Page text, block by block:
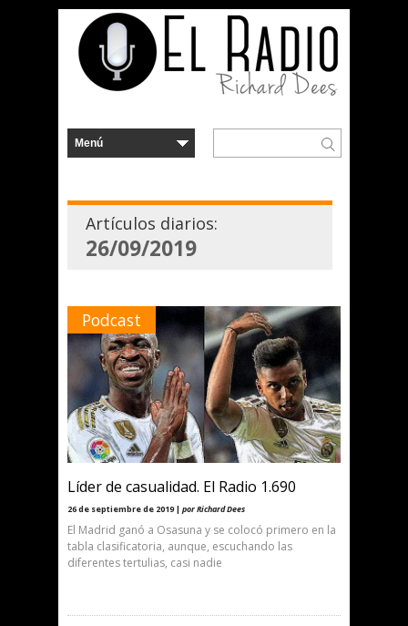
Artículos diarios:
26/09/2019
Podcast
Líder de casualidad. El Radio 1.690
26 de septiembre de 2019 | por Richard Dees
El Madrid ganó a Osasuna y se colocó primero en la
tabla clasificatoria, aunque, escuchando las
diferentes tertulias, casi nadie